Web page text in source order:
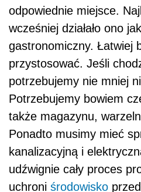
udźwignie cały proces
uchroniśrodowiskoprzed
zanieczyszczeniami. A
lokalizację, browar nie
skonfliktowany nie tylko
sąsiadami.
Redakcja: Mamy
na oku wykwalifikowaną
będziemy mogli działać,
formalności. Jakie?